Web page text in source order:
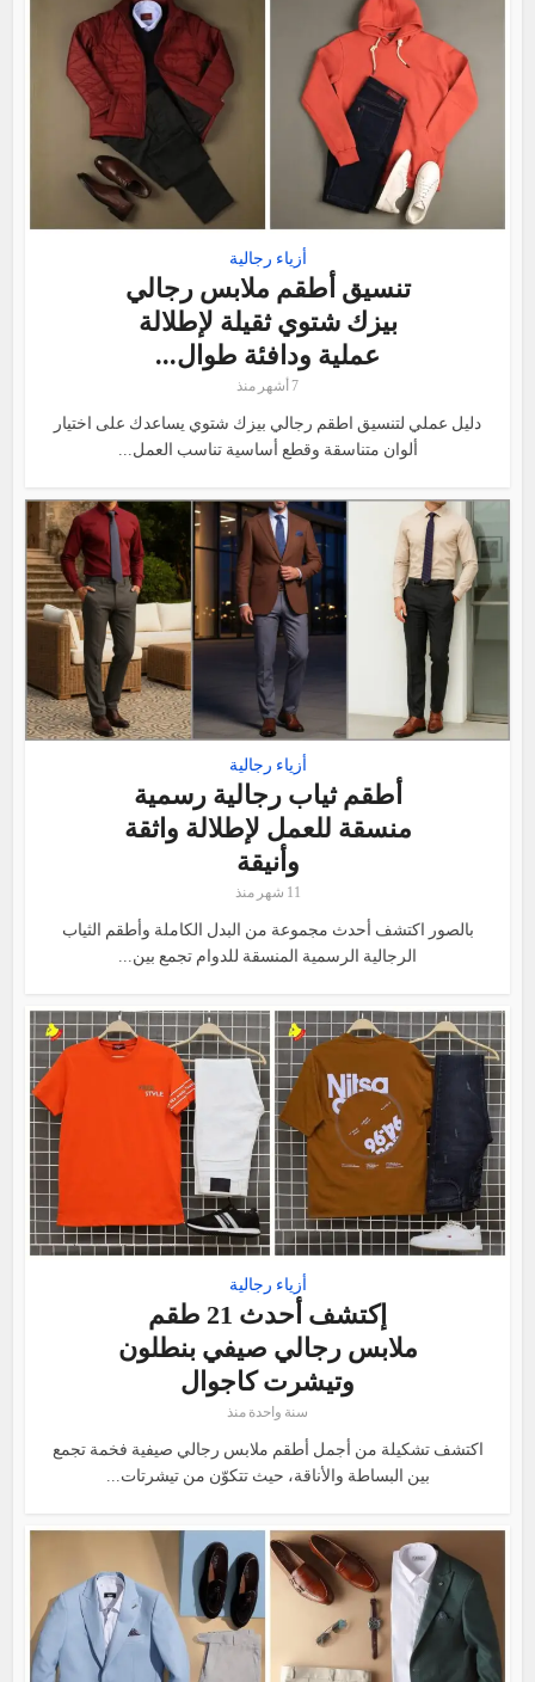
أزياء رجالية
تنسيق أطقم ملابس رجالي
بيزك شتوي ثقيلة لإطلالة
عملية ودافئة طوال...
7 أشهر منذ
دليل عملي لتنسيق اطقم رجالي بيزك شتوي يساعدك على اختيار
ألوان متناسقة وقطع أساسية تناسب العمل...
أزياء رجالية
أطقم ثياب رجالية رسمية
منسقة للعمل لإطلالة واثقة
وأنيقة
11 شهر منذ
بالصور اكتشف أحدث مجموعة من البدل الكاملة وأطقم الثياب
الرجالية الرسمية المنسقة للدوام تجمع بين...
أزياء رجالية
إكتشف أحدث 21 طقم
ملابس رجالي صيفي بنطلون
وتيشرت كاجوال
سنة واحدة منذ
اكتشف تشكيلة من أجمل أطقم ملابس رجالي صيفية فخمة تجمع
بين البساطة والأناقة، حيث تتكوّن من تيشرتات...